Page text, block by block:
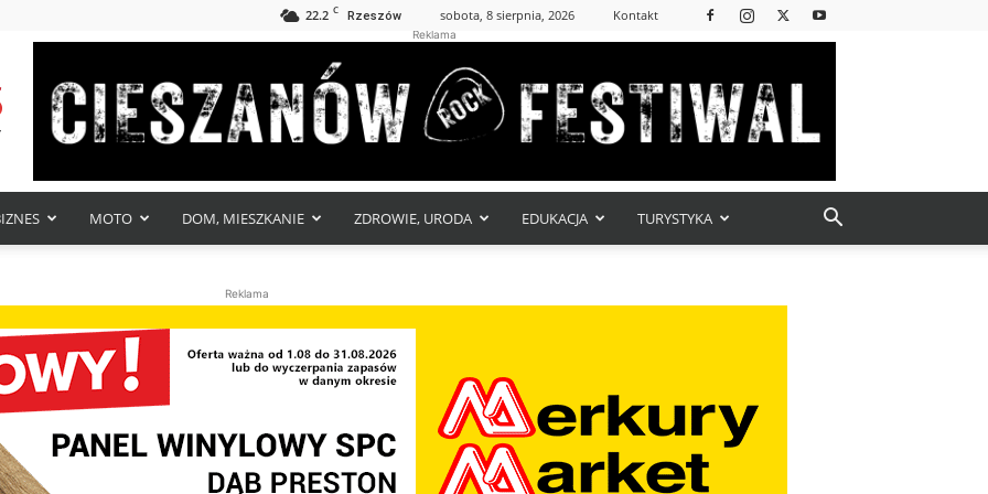
22.2 C Rzeszów sobota, 8 sierpnia, 2026 Kontakt
Reklama
MOTO DOM, MIESZKANIE ZDROWIE, URODA EDUKACJA TURYSTYKA
Reklama